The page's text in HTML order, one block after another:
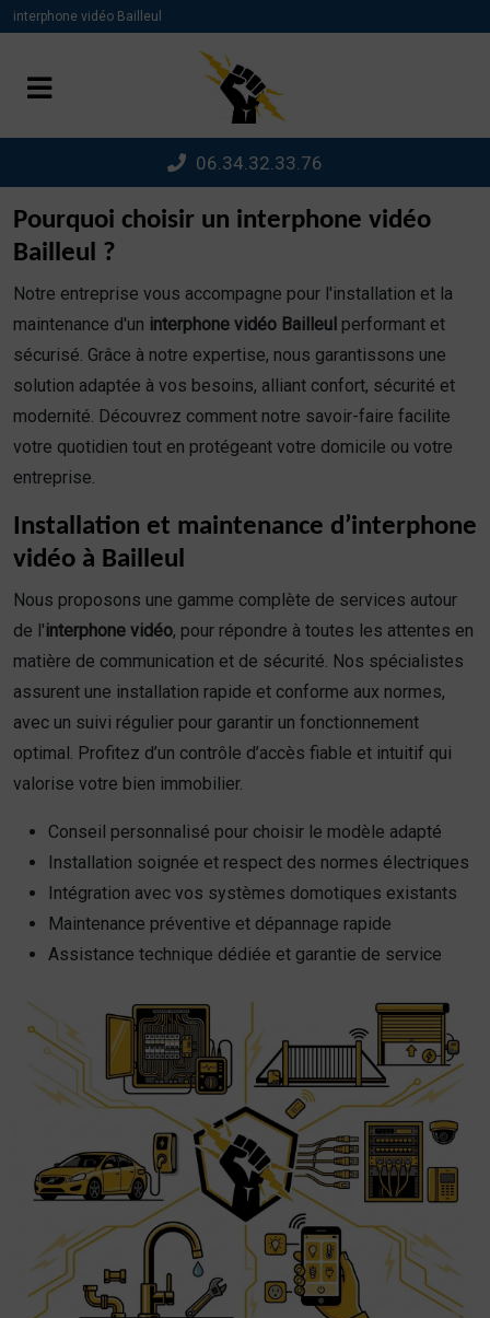
interphone vidéo Bailleul
06.34.32.33.76
Pourquoi choisir un interphone vidéo
Bailleul ?
Notre entreprise vous accompagne pour l'installation et la
maintenance d'un interphone vidéo Bailleul performant et
sécurisé. Grâce à notre expertise, nous garantissons une
solution adaptée à vos besoins, alliant confort, sécurité et
modernité. Découvrez comment notre savoir-faire facilite
votre quotidien tout en protégeant votre domicile ou votre
entreprise.
Installation et maintenance d’interphone
vidéo à Bailleul
Nous proposons une gamme complète de services autour
de l'interphone vidéo, pour répondre à toutes les attentes en
matière de communication et de sécurité. Nos spécialistes
assurent une installation rapide et conforme aux normes,
avec un suivi régulier pour garantir un fonctionnement
optimal. Profitez d’un contrôle d’accès fiable et intuitif qui
valorise votre bien immobilier.
Conseil personnalisé pour choisir le modèle adapté
Installation soignée et respect des normes électriques
Intégration avec vos systèmes domotiques existants
Maintenance préventive et dépannage rapide
Assistance technique dédiée et garantie de service
Panneau de gestion des cookies